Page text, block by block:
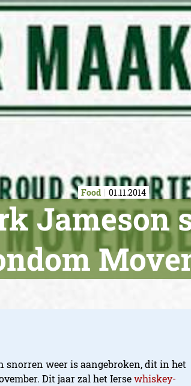
Food 01.11.2014
Jameson
snorren weer is aangebroken, dit in het
Dit jaar zal het Iersewhiskey-